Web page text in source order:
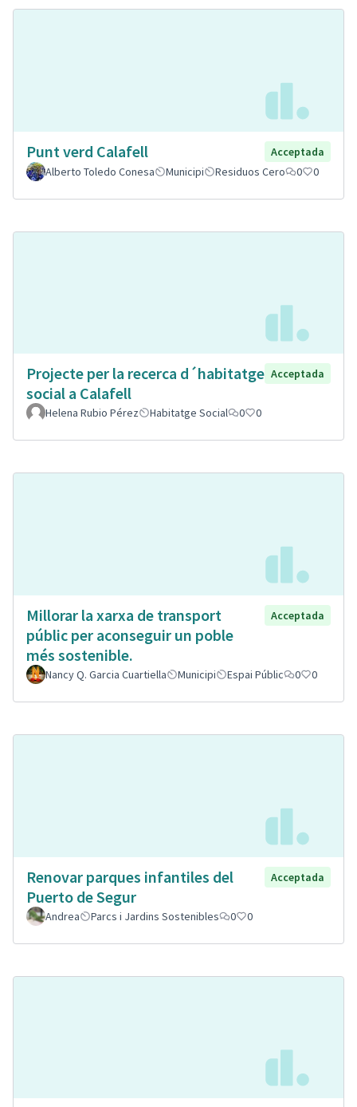
Punt verd Calafell
Acceptada
Alberto Toledo Conesa
Municipi Residuos Cero 0 0
Projecte per la recerca d´habitatge
social a Calafell
Acceptada
Helena Rubio Pérez Habitatge Social 0 0
Millorar la xarxa de transport
públic per aconseguir un poble
més sostenible.
Acceptada
Nancy Q. Garcia Cuartiella Municipi Espai Públic 0 0
Renovar parques infantiles del
Puerto de Segur
Acceptada
Andrea Parcs i Jardins Sostenibles 0 0